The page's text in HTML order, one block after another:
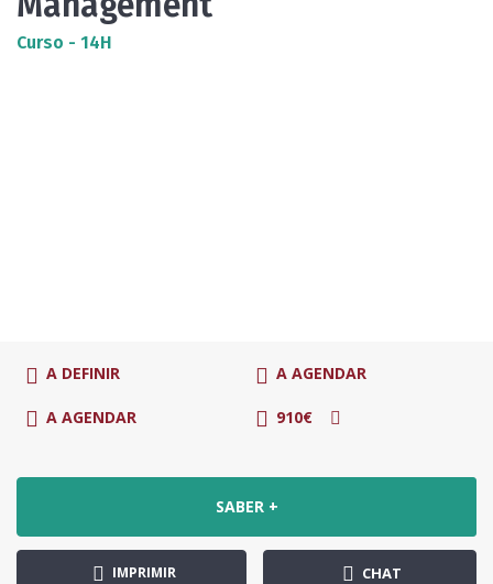
Curso - 14H
A DEFINIR A AGENDAR
A AGENDAR 910€
SABER +
IMPRIMIR CHAT